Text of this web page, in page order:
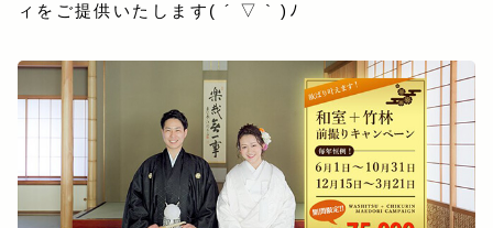
ィをご提供いたします( ´ ▽ ` )ﾉ